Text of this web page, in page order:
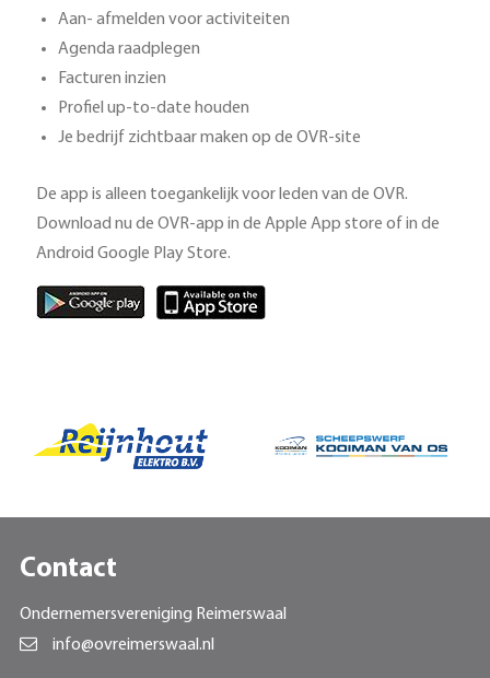
Aan- afmelden voor activiteiten
Agenda raadplegen
Facturen inzien
Profiel up-to-date houden
Je bedrijf zichtbaar maken op de OVR-site
De app is alleen toegankelijk voor leden van de OVR.
Download nu de OVR-app in de Apple App store of in de
Android Google Play Store.
Contact
Ondernemersvereniging Reimerswaal
info@ovreimerswaal.nl